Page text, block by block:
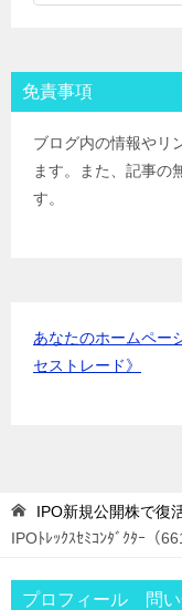
岡三証券IPOﾙｰﾙ
ＧＭＯクリック証券
アイザワ証券IPOﾙｰﾙ
むさし証券
IPOﾙｰﾙ
マネックス証券
免責事項
ブログ内の情報やリ
ます。また、記事の
す。
あなたのホームペー
セストレード》
IPO新規公開株で復
IPOﾄﾚｯｸｽｾﾐｺﾝﾀﾞｸﾀｰ（
プロフィール 問い